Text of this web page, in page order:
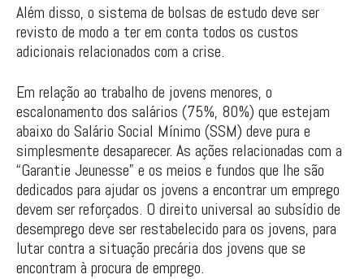
Além disso, o sistema de bolsas de estudo deve ser
revisto de modo a ter em conta todos os custos
adicionais relacionados com a crise.
Em relação ao trabalho de jovens menores, o
escalonamento dos salários (75%, 80%) que estejam
abaixo do Salário Social Mínimo (SSM) deve pura e
simplesmente desaparecer. As ações relacionadas com a
“Garantie Jeunesse” e os meios e fundos que lhe são
dedicados para ajudar os jovens a encontrar um emprego
devem ser reforçados. O direito universal ao subsídio de
desemprego deve ser restabelecido para os jovens, para
lutar contra a situação precária dos jovens que se
encontram à procura de emprego.